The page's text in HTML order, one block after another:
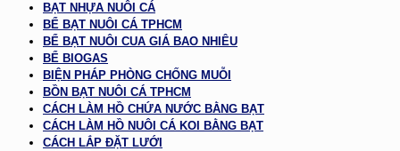
BẠT NHỰA NUÔI CÁ
BỂ BẠT NUÔI CÁ TPHCM
BỂ BẠT NUÔI CUA GIÁ BAO NHIÊU
BỂ BIOGAS
BIỆN PHÁP PHÒNG CHỐNG MUỖI
BỒN BẠT NUÔI CÁ TPHCM
CÁCH LÀM HỒ CHỨA NƯỚC BẰNG BẠT
CÁCH LÀM HỒ NUÔI CÁ KOI BẰNG BẠT
CÁCH LẮP ĐẶT LƯỚI